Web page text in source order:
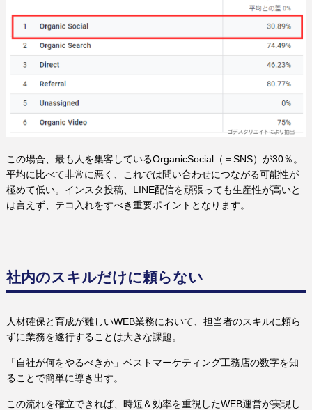
この場合、最も人を集客しているOrganicSocial（＝SNS）が30％。
平均に比べて非常に悪く、これでは問い合わせにつながる可能性が
極めて低い。インスタ投稿、LINE配信を頑張っても生産性が高いと
は言えず、テコ入れをすべき重要ポイントとなります。
社内のスキルだけに頼らない
人材確保と育成が難しいWEB業務において、担当者のスキルに頼ら
ずに業務を遂行することは大きな課題。
「自社が何をやるべきか」ベストマーケティング工務店の数字を知
ることで簡単に導き出す。
この流れを確立できれば、時短＆効率を重視したWEB運営が実現し